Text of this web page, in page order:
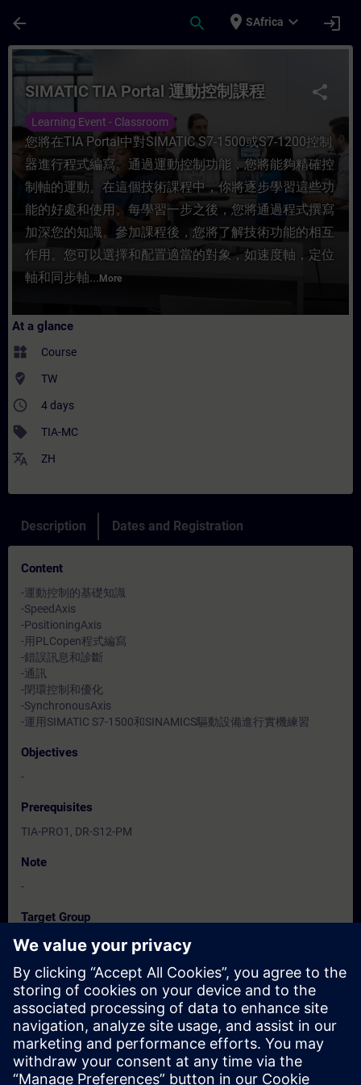
arrow_back search place SAfrica expand_more login
Course - SIMATIC TIA Portal 運動控制
share
SIMATIC TIA Portal 運動控制課程
Learning Event - Classroom
您將在TIA Portal中對SIMATIC S7-1500或S7-1200控制
器進行程式編寫。通過運動控制功能，您將能夠精確控
制軸的運動。在這個技術課程中，你將逐步學習這些功
能的好處和使用。每學習一步之後，您將通過程式撰寫
加深您的知識。參加課程後，您將了解技術功能的相互
作用。您可以選擇和配置適當的對象，如速度軸，定位
軸和同步軸... More
At a glance
widgets Course
where_to_vote TW
access_time 4 days
sell TIA-MC
translate ZH
Description Dates and Registration
Content
-運動控制的基礎知識
-SpeedAxis
-PositioningAxis
-用PLCopen程式編寫
-錯誤訊息和診斷
-通訊
-閉環控制和優化
-SynchronousAxis
-運用SIMATIC S7-1500和SINAMICS驅動設備進行實機練習
Objectives
-
Prerequisites
TIA-PRO1, DR-S12-PM
Note
-
Target Group
程式設計人員, 調機/試俥工程人員
Dates And Registration
Currently, no events available
Add yourself to the course request list and you will be notified
when new dates become available.